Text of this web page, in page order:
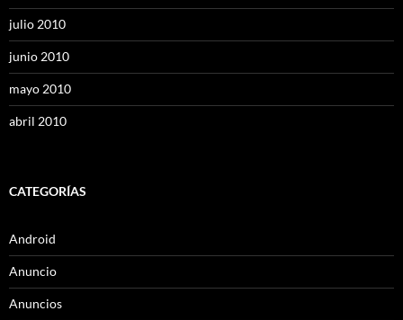
julio 2010
junio 2010
mayo 2010
abril 2010
CATEGORÍAS
Android
Anuncio
Anuncios